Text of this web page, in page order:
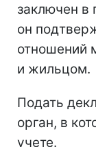
заключен в
он
отношений
и жильцом.
Подать
орган, в
учете.